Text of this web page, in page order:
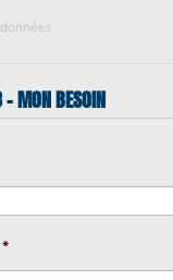
MON BESOIN
*